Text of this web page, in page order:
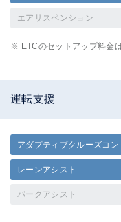
エアサスペンション
※ ETCのセットアップ料金
運転支援
アダプティブクルーズコ
レーンアシスト
パークアシスト